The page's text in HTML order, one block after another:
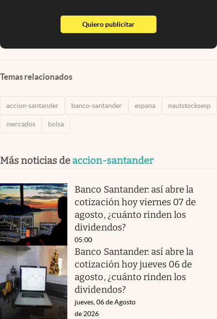
Quiero publicitarabre en nueva pestaña
Temas relacionados
accion-santander banco-santander espana nautstocksesp
mercados bolsa
Más noticias de accion-santander
Banco Santander: así abre la
cotización hoy viernes 07 de
agosto, ¿cuánto rinden los
dividendos?
05:00
Banco Santander: así abre la
cotización hoy jueves 06 de
agosto, ¿cuánto rinden los
dividendos?
jueves, 06 de Agosto
de 2026